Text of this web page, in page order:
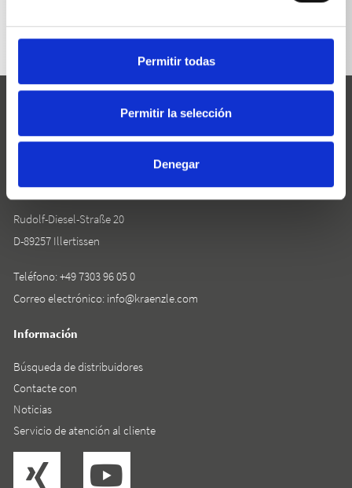
Permitir todas
Permitir la selección
Denegar
Josef Kränzle GmbH & Co. KG
Rudolf-Diesel-Straße 20
D-89257 Illertissen
Teléfono:+49 7303 96 05 0
Correo electrónico: info@kraenzle.com
Información
Búsqueda de distribuidores
Contacte con
Noticias
Servicio de atención al cliente